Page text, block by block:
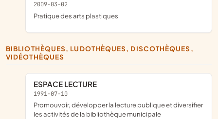
2009-03-02
pratique des arts plastiques
BIBLIOTHÈQUES, LUDOTHÈQUES, DISCOTHÈQUES,
VIDÉOTHÈQUES
ESPACE LECTURE
1991-07-10
promouvoir, développer la lecture publique et diversifier
les activités de la bibliothèque municipale